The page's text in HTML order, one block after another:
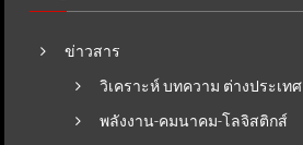
ข่าวสาร
วิเคราะห์ บทความ ต่างประเทศ
พลังงาน-คมนาคม-โลจิสติกส์